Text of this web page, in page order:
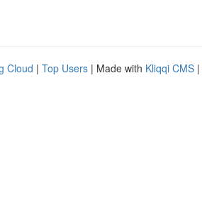
Cloud | Top Users | Made with Kliqqi CMS |